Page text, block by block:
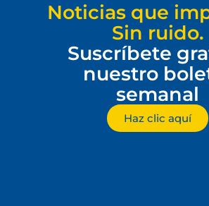
Noticias que
Sin ruido.
Suscríbete
nuestro
semanal
Haz clic aquí